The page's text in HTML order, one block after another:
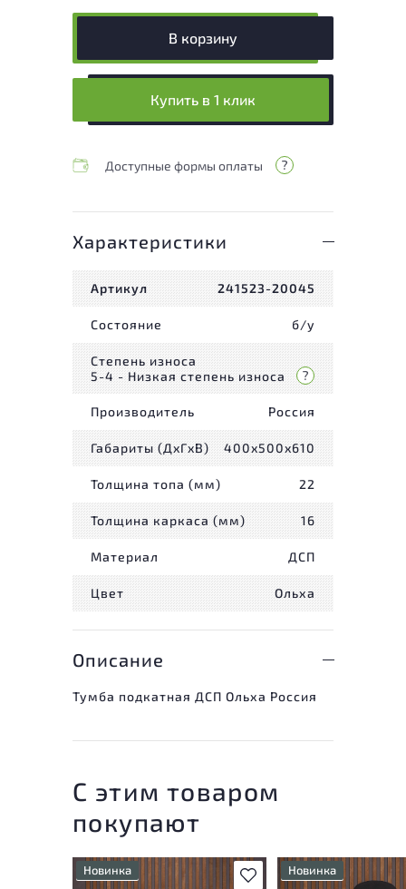
В корзину
Купить в 1 клик
Доступные формы оплаты
Характеристики
Артикул 241523-20045
Состояние б/у
Степень износа
5-4 - Низкая степень износа
Производитель Россия
Габариты (ДxГxВ) 400x500x610
Толщина топа (мм) 22
Толщина каркаса (мм) 16
Материал ДСП
Цвет Ольха
Описание
Тумба подкатная ДСП Ольха Россия
С этим товаром
покупают
В избранное
Новинка Новинка